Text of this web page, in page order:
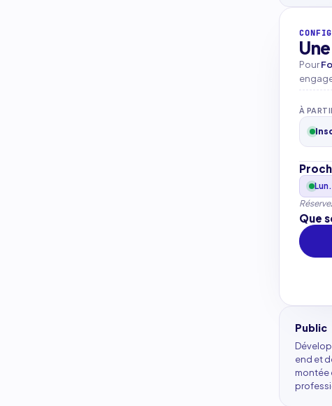
Une
Pour
À
Que
Public
end et
montée